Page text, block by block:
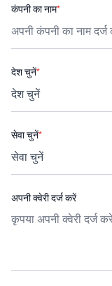
कंपनी का नाम*
देश चुनें*
सेवा चुनें*
अपनी क्वेरी दर्ज करें